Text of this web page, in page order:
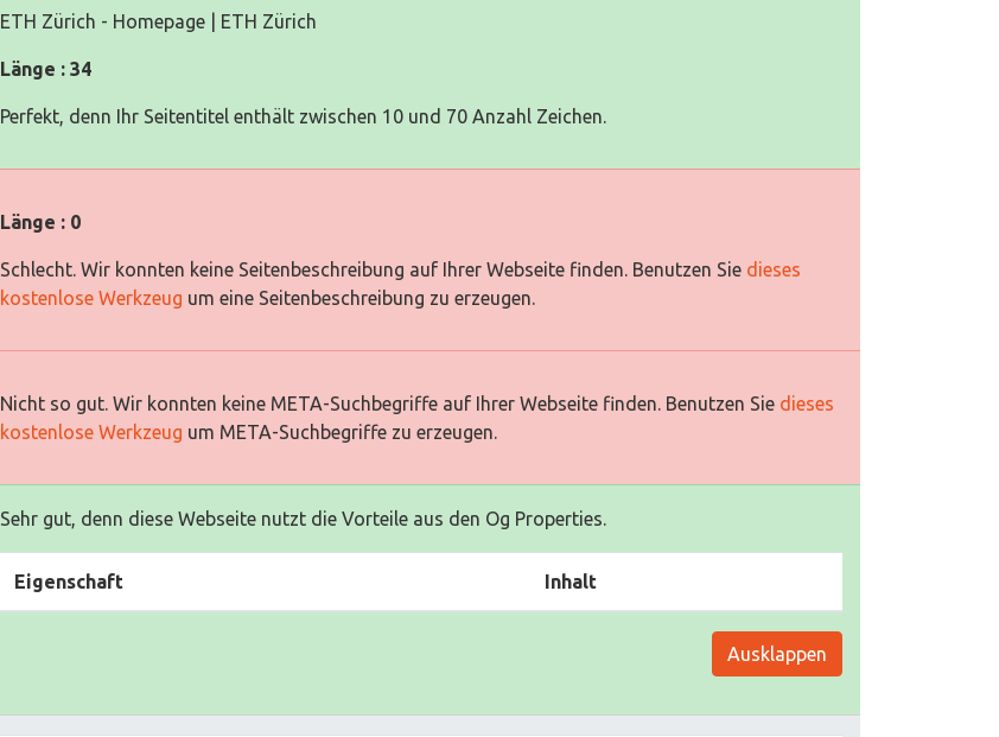
ETH Zürich - Homepage | ETH Zürich
Länge : 34
Perfekt, denn Ihr Seitentitel enthält zwischen 10 und 70 Anzahl Zeichen.
Länge : 0
Schlecht. Wir konnten keine Seitenbeschreibung auf Ihrer Webseite finden. Benutzen Sie dieses
kostenlose Werkzeug um eine Seitenbeschreibung zu erzeugen.
Nicht so gut. Wir konnten keine META-Suchbegriffe auf Ihrer Webseite finden. Benutzen Sie dieses
kostenlose Werkzeug um META-Suchbegriffe zu erzeugen.
Sehr gut, denn diese Webseite nutzt die Vorteile aus den Og Properties.
Eigenschaft Inhalt
Ausklappen